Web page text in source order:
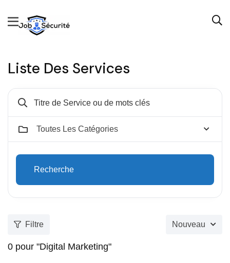
Liste Des Services
Toutes Les Catégories
Recherche
Filtre Nouveau
0 pour "Digital Marketing"